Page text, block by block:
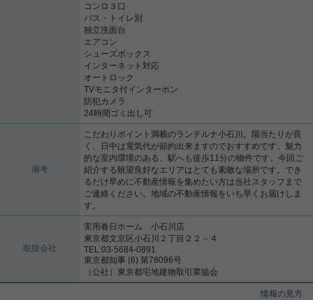
コンロ３口
バス・トイレ別
独立洗面台
エアコン
シューズボックス
インターネット対応
オートロック
TVモニタ付インターホン
防犯カメラ
24時間ゴミ出し可
備考
こだわりポイント満載のランテルナ小石川。陽当たりが良
く、日中は電気代が節約出来ますのでおすすめです。魅力
的な室内環境のある、駅へも徒歩11分の物件です。今回ご
紹介する眺望良好なエリアはとても素敵な場所です。でき
るだけ早めに不動産情報を集めたい方は当社スタッフまで
ご連絡ください。地域の不動産情報をいち早くお届けしま
す。
取扱会社
実用春日ホーム 小石川店
東京都文京区小石川２丁目２２－４
TEL:03-5684-0891
東京都知事 (6) 第78096号
（公社）東京都宅地建物取引業協会
情報の見方